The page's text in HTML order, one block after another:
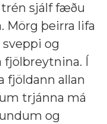
sjálf fæðu
Mörg þeirra lifa
og
fjölbreytnina. Í
fjöldann allan
trjánna má
og